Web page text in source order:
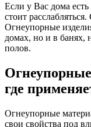
Если у Вас дома
стоит
Огнеупорные
домах, но и в банях,
полов.
где
Огнеупорные
свои свойства под